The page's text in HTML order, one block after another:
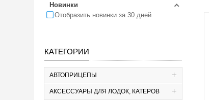
Новинки
Отобразить новинки за 30 дней
КАТЕГОРИИ
АВТОПРИЦЕПЫ
АКСЕССУАРЫ ДЛЯ ЛОДОК, КАТЕРОВ